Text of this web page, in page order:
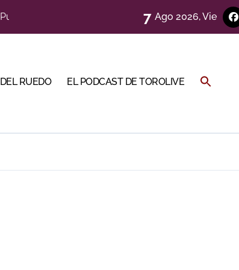
un euro
Ventas
marcada por el buen juego de Los Maños
7 Ago 2026, Vie
RUEDO EL PODCAST DE TOROLIVE